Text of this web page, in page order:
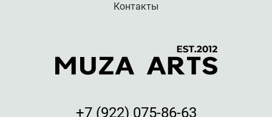
Контакты
+7 (922) 075-86-63